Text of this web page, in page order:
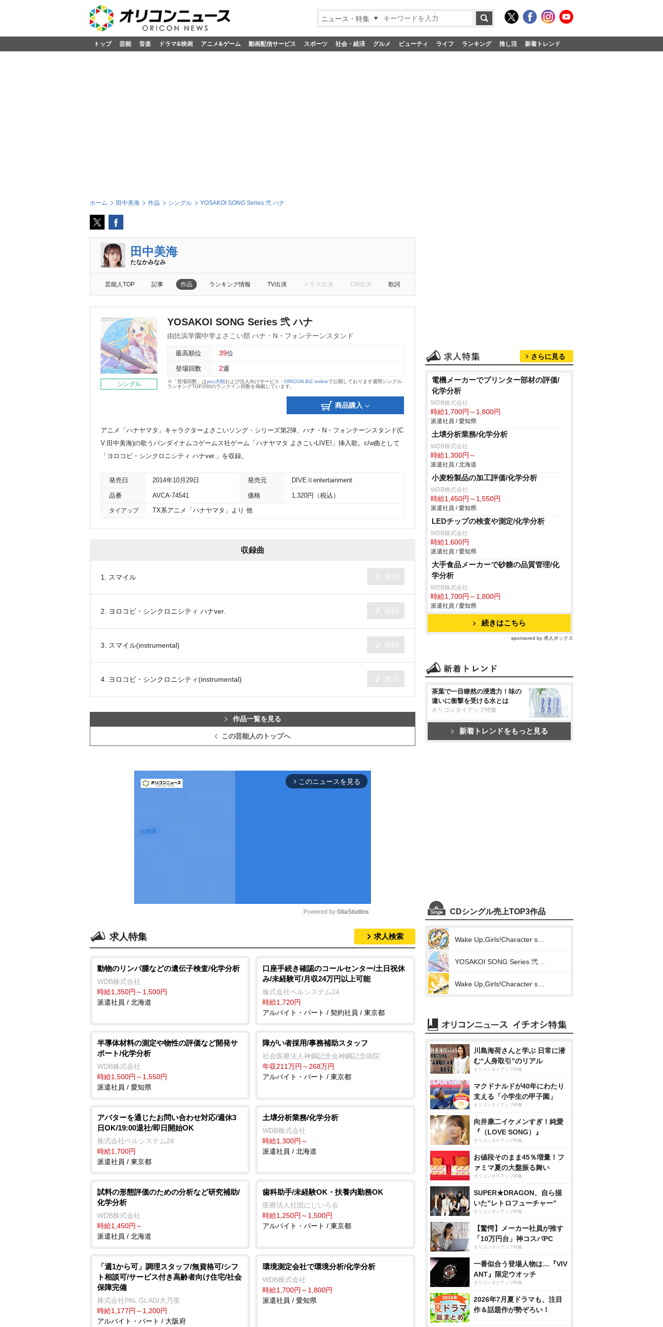
ニュース・特集
トップ 芸能 音楽 ドラマ&映画 アニメ&ゲーム 動画配信サービス スポーツ 社会・経済 グルメ ビューティ ライフ ランキング 推し活 新着トレンド
ホーム 田中美海 作品 シングル YOSAKOI SONG Series 弐 ハナ
田中美海
たなかみなみ
芸能人TOP 記事 作品 ランキング情報 TV出演 ドラマ出演 CM出演 歌詞
シングル
YOSAKOI SONG Series 弐 ハナ
由比浜学園中学よさこい部 ハナ・N・フォンテーンスタンド
最高順位 39位
登場回数 2週
※「登場回数」はyou大樹および法人向けサービス・ ORICON BiZ onlineで公開しております週間シングル
ランキングTOP200のランクイン回数を掲載しています。
商品購入
アニメ「ハナヤマタ」キャラクターよさこいソング・シリーズ第2弾、ハナ・N・フォンテーンスタンド(C
V.田中美海)の歌うバンダイナムコゲームス社ゲーム「ハナヤマタ よさこいLIVE!」挿入歌。c/w曲として
「ヨロコビ・シンクロニシティ ハナver.」を収録。
発売日 2014年10月29日 発売元 DIVEⅡentertainment
品番 AVCA-74541 価格 1,320円（税込）
タイアップ TX系アニメ「ハナヤマタ」より 他
収録曲
1. スマイル
2. ヨロコビ・シンクロニシティ ハナver.
3. スマイル(instrumental)
4. ヨロコビ・シンクロニシティ(instrumental)
作品一覧を見る
この芸能人のトップへ
arrow_forward_ios このニュースを見る
t
e
Powered by GliaStudios
求人特集 求人検索
動物のリンパ腫などの遺伝子検査/化学分析
WDB株式会社
時給1,350円～1,500円
派遣社員 / 北海道
口座手続き確認のコールセンター/土日祝休
み/未経験可/月収24万円以上可能
株式会社ベルシステム24
時給1,720円
アルバイト・パート / 契約社員 / 東京都
半導体材料の測定や物性の評価など開発サ
ポート/化学分析
WDB株式会社
時給1,500円～1,550円
派遣社員 / 愛知県
障がい者採用/事務補助スタッフ
社会医療法人神鋼記念会神鋼記念病院
年収211万円～268万円
アルバイト・パート / 東京都
アバターを通じたお問い合わせ対応/週休3
日OK/19:00退社/即日開始OK
株式会社ベルシステム24
時給1,700円
派遣社員 / 東京都
土壌分析業務/化学分析
WDB株式会社
時給1,300円～
派遣社員 / 北海道
試料の形態評価のための分析など研究補助/
化学分析
WDB株式会社
時給1,450円～
派遣社員 / 北海道
歯科助手/未経験OK・扶養内勤務OK
医療法人社団にじいろ会
時給1,250円～1,500円
アルバイト・パート / 東京都
「週1から可」調理スタッフ/無資格可/シフ
ト相談可/サービス付き高齢者向け住宅/社会
保障完備
株式会社PAL GLAD/大乃里
時給1,177円～1,200円
アルバイト・パート / 大阪府
環境測定会社で環境分析/化学分析
WDB株式会社
時給1,700円～1,800円
派遣社員 / 愛知県
さらに見る
電機メーカーでプリンター部材の評価/
化学分析
WDB株式会社
時給1,700円～1,800円
派遣社員 / 愛知県
土壌分析業務/化学分析
WDB株式会社
時給1,300円～
派遣社員 / 北海道
小麦粉製品の加工評価/化学分析
WDB株式会社
時給1,450円～1,550円
派遣社員 / 愛知県
LEDチップの検査や測定/化学分析
WDB株式会社
時給1,600円
派遣社員 / 愛知県
大手食品メーカーで砂糖の品質管理/化
学分析
WDB株式会社
時給1,700円～1,800円
派遣社員 / 愛知県
続きはこちら
sponsored by 求人ボックス
茶葉で一目瞭然の浸透力！味の
違いに衝撃を受ける水とは
オリコンタイアップ特集
新着トレンドをもっと見る
CDシングル売上TOP3作品
川島海荷さんと学ぶ 日常に潜
む“人身取引”のリアル
オリコンタイアップ特集
マクドナルドが40年にわたり
支える「小学生の甲子園」
オリコンタイアップ特集
向井康二イケメンすぎ！純愛
『（LOVE SONG）』
オリコンタイアップ特集
お値段そのまま45％増量！フ
ァミマ夏の大盤振る舞い
オリコンタイアップ特集
SUPER★DRAGON、自ら描
いた”レトロフューチャー”
オリコンタイアップ特集
【驚愕】メーカー社員が推す
「10万円台」神コスパPC
オリコンタイアップ特集
一番似合う登場人物は…『VIV
ANT』限定ウオッチ
オリコンタイアップ特集
2026年7月夏ドラマも、注目
作＆話題作が勢ぞろい！